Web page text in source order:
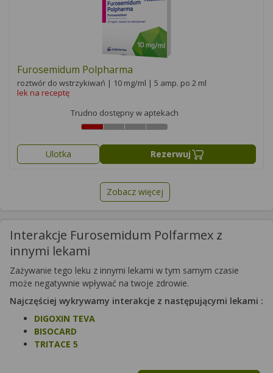
Furosemidum Polpharma
roztwór do wstrzykiwań | 10 mg/ml | 5 amp. po 2 ml
lek na receptę
Trudno dostępny w aptekach
Ulotka Rezerwuj
Zobacz więcej
Interakcje Furosemidum Polfarmex z
innymi lekami
Zażywanie tego leku z innymi lekami w tym samym czasie
może negatywnie wpływać na twoje zdrowie.
Najczęściej wykrywamy interakcje z następującymi lekami :
DIGOXIN TEVA
BISOCARD
TRITACE 5